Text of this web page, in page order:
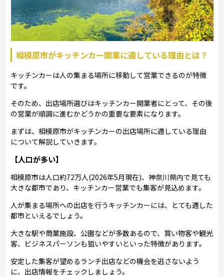
相模原市がキッチンカー開業に適している理由とは？
キッチンカーは人の集まる場所に移動して営業できるのが特徴
です。
そのため、出店場所選びはキッチンカー開業者にとって、その後
の営業が順調に進むかどうかの重要な要素になります。
まずは、相模原市がキッチンカーの出店場所に適している理由
について解説していきます。
【人口が多い】
相模原市は人口約72万人(2026年5月現在)、神奈川県内で見ても
大きな都市であり、キッチンカー営業でも集客が見込めます。
人が集まる場所への出店を行うキッチンカーには、とても適した
都市といえるでしょう。
大きな駅や商業施設、公園などが多数あるので、買い物客や観光
客、ビジネスパーソンも狙いやすいといった特徴があります。
安定した集客が望めるランチ出店などの機会を逃さないよう
に、出店情報をチェックしましょう。